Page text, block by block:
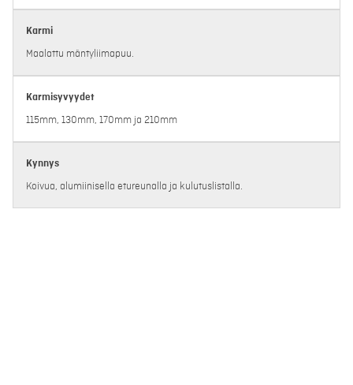
Karmi
Maalattu mäntyliimapuu.
Karmisyvyydet
115mm, 130mm, 170mm ja 210mm
Kynnys
Koivua, alumiinisella etureunalla ja kulutuslistalla.